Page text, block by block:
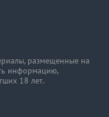
размещенные на
информацию,
18 лет.